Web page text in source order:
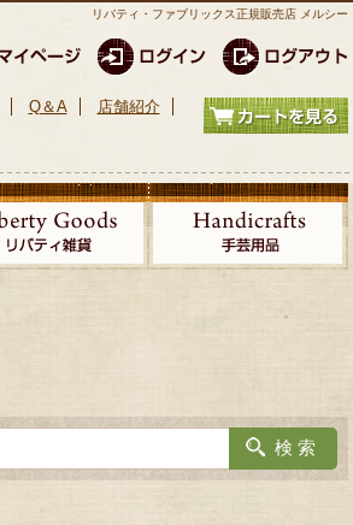
リバティ・ファブリックス正規販売店 メルシー
Q＆A 店舗紹介